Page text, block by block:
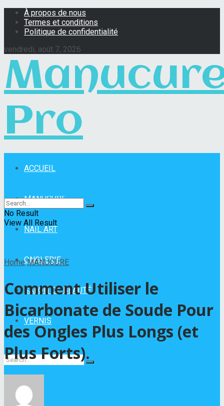
À propos de nous
Termes et conditions
Politique de confidentialité
vendredi, août 7, 2026
Pro
ACCUEIL
MANUCURE
NAIL ART
ONGLERIE
SALON DE BEAUTÉ
VERNIS
No Result
No Result
View All Result
Home MANUCURE
Comment Utiliser le
Bicarbonate de Soude Pour
des Ongles Plus Longs (et
Plus Forts).